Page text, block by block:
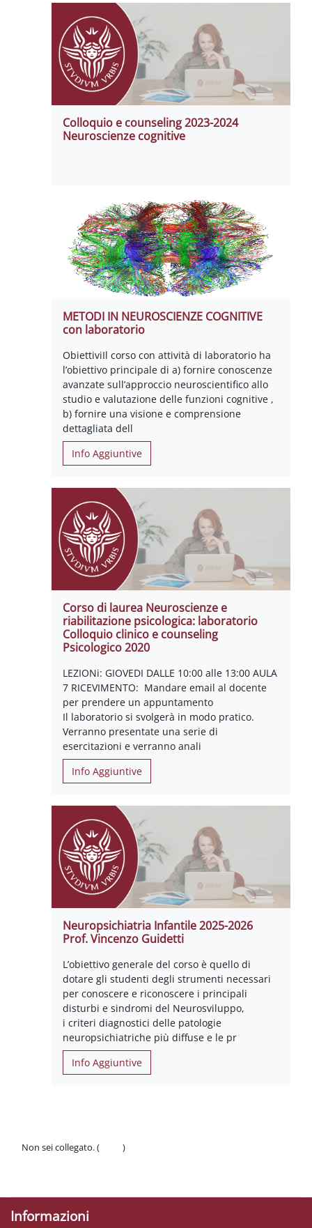
Colloquio e counseling 2023-2024
Neuroscienze cognitive
METODI IN NEUROSCIENZE COGNITIVE
con laboratorio
ObiettiviIl corso con attività di laboratorio ha
l’obiettivo principale di a) fornire conoscenze
avanzate sull’approccio neuroscientifico allo
studio e valutazione delle funzioni cognitive ,
b) fornire una visione e comprensione
dettagliata dell
Info Aggiuntive
Corso di laurea Neuroscienze e
riabilitazione psicologica: laboratorio
Colloquio clinico e counseling
Psicologico 2020
LEZIONi: GIOVEDI DALLE 10:00 alle 13:00 AULA
7 RICEVIMENTO: Mandare email al docente
per prendere un appuntamento
Il laboratorio si svolgerà in modo pratico.
Verranno presentate una serie di
esercitazioni e verranno anali
Info Aggiuntive
Neuropsichiatria Infantile 2025-2026
Prof. Vincenzo Guidetti
L’obiettivo generale del corso è quello di
dotare gli studenti degli strumenti necessari
per conoscere e riconoscere i principali
disturbi e sindromi del Neurosviluppo,
i criteri diagnostici delle patologie
neuropsichiatriche più diffuse e le pr
Info Aggiuntive
Non sei collegato. (
)
Informazioni